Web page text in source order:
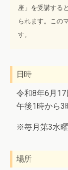
座」を受講する
られます。この
す。
日時
令和8年6月17
午後1時から3
※毎月第3水曜
場所